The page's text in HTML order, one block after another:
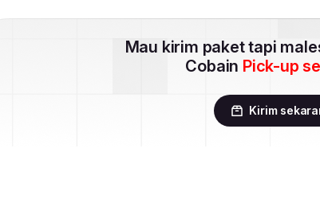
Mau kirim paket tapi
Cobain Pick-up
Kirim